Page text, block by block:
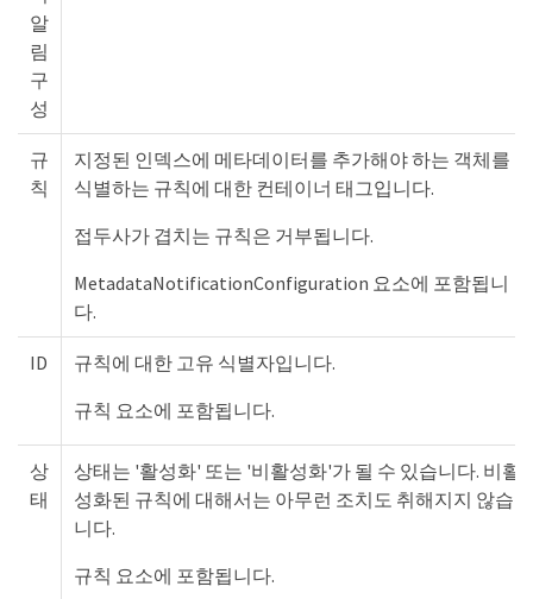
알
림
구
성
규
칙
지정된 인덱스에 메타데이터를 추가해야 하는 객체를
식별하는 규칙에 대한 컨테이너 태그입니다.
접두사가 겹치는 규칙은 거부됩니다.
MetadataNotificationConfiguration 요소에 포함됩니
다.
ID
규칙에 대한 고유 식별자입니다.
규칙 요소에 포함됩니다.
상
태
상태는 '활성화' 또는 '비활성화'가 될 수 있습니다. 비활
성화된 규칙에 대해서는 아무런 조치도 취해지지 않습
니다.
규칙 요소에 포함됩니다.